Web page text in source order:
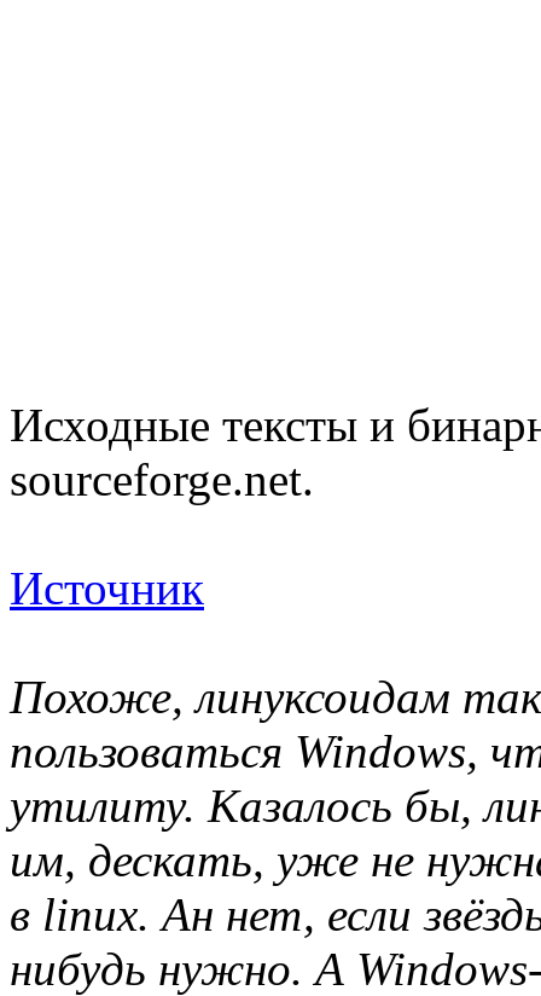
Исходные тексты и
sourceforge.net.
Источник
Похоже, линуксоидам
пользоваться Windows,
утилиту. Казалось бы,
им, дескать, уже не
в linux. Ан нет, если
нибудь нужно. А